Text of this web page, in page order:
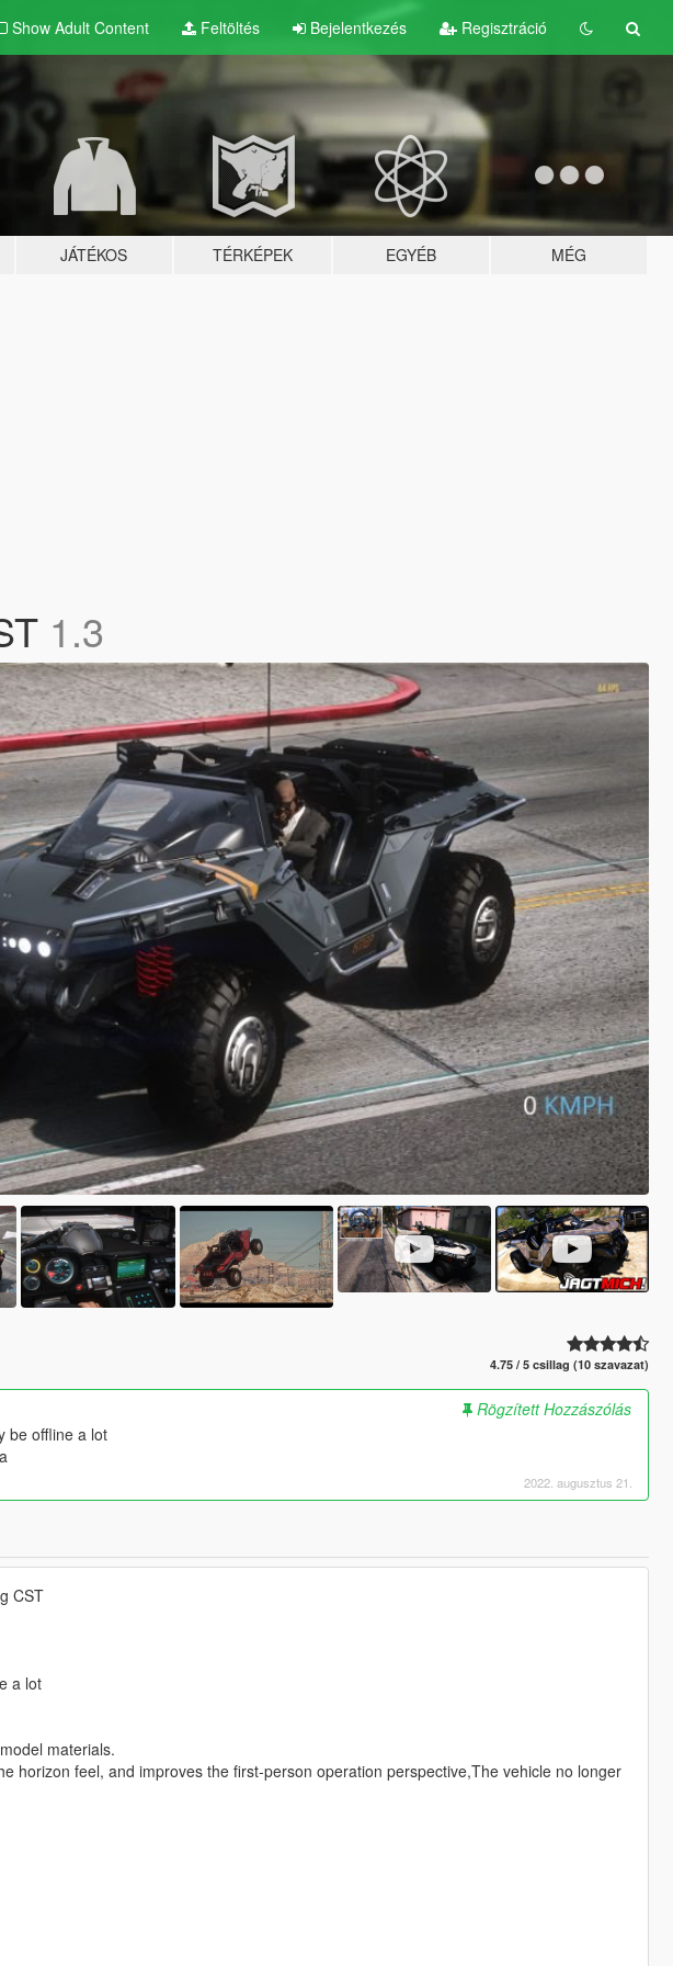
Show Adult Content Feltöltés Bejelentkezés Regisztráció
JÁTÉKOS TÉRKÉPEK EGYÉB MÉG
1.3
4.75 / 5 csillag (10 szavazat)
Rögzített Hozzászólás
be offline a lot
2022. augusztus 21.
CST
a lot
materials.
horizon feel, and improves the first-person operation perspective,The vehicle no longer